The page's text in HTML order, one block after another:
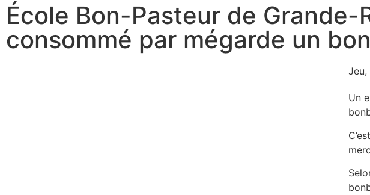
École Bon-Pasteur de
consommé par mégarde un
Un